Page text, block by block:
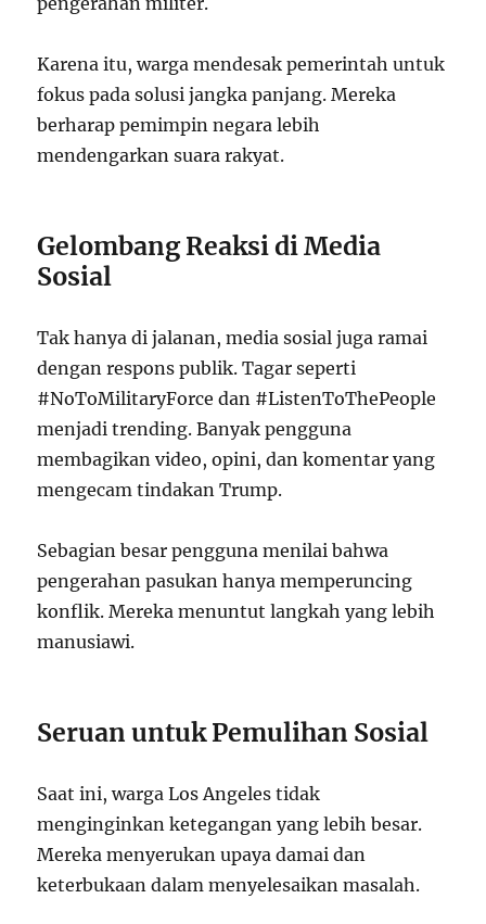
Karena itu, warga mendesak pemerintah untuk
fokus pada solusi jangka panjang. Mereka
berharap pemimpin negara lebih
mendengarkan suara rakyat.
Gelombang Reaksi di Media
Sosial
Tak hanya di jalanan, media sosial juga ramai
dengan respons publik. Tagar seperti
#NoToMilitaryForce dan #ListenToThePeople
menjadi trending. Banyak pengguna
membagikan video, opini, dan komentar yang
mengecam tindakan Trump.
Sebagian besar pengguna menilai bahwa
pengerahan pasukan hanya memperuncing
konflik. Mereka menuntut langkah yang lebih
manusiawi.
Seruan untuk Pemulihan Sosial
Saat ini, warga Los Angeles tidak
menginginkan ketegangan yang lebih besar.
Mereka menyerukan upaya damai dan
keterbukaan dalam menyelesaikan masalah.